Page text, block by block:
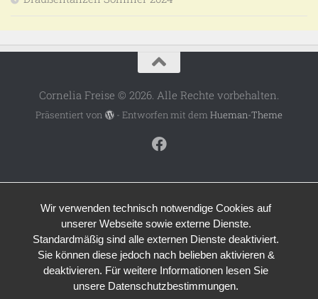
Cornelia Freise © 2026. Alle Rechte vorbehalten.
Präsentiert von - Entworfen mit dem Hueman-Theme
Wir verwenden technisch notwendige Cookies auf
unserer Webseite sowie externe Dienste.
Standardmäßig sind alle externen Dienste deaktiviert.
Sie können diese jedoch nach belieben aktivieren &
deaktivieren. Für weitere Informationen lesen Sie
unsere Datenschutzbestimmungen.